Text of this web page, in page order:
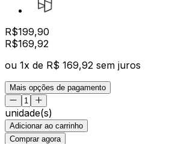
R$199,90
R$169,92
ou 1x de R$ 169,92 sem juros
Mais opções de pagamento
unidade(s)
Adicionar ao carrinho
Comprar agora